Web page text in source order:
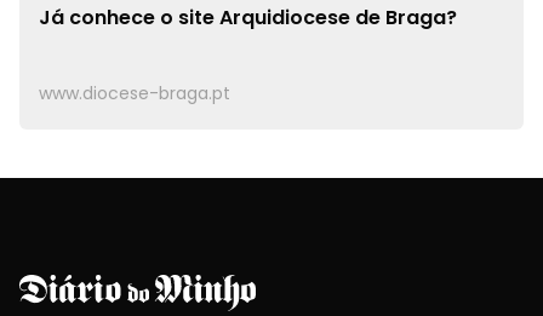
Já conhece o siteArquidiocese de Braga?
www.diocese-braga.pt